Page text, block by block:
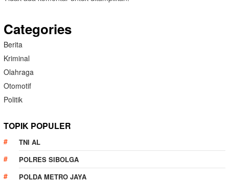
Categories
Berita
Kriminal
Olahraga
Otomotif
Politik
TOPIK POPULER
TNI AL
POLRES SIBOLGA
POLDA METRO JAYA